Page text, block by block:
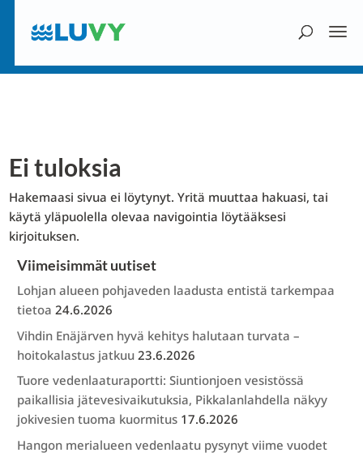
Ei tuloksia
Hakemaasi sivua ei löytynyt. Yritä muuttaa hakuasi, tai
käytä yläpuolella olevaa navigointia löytääksesi
kirjoituksen.
Viimeisimmät uutiset
Lohjan alueen pohjaveden laadusta entistä tarkempaa
tietoa 24.6.2026
Vihdin Enäjärven hyvä kehitys halutaan turvata –
hoitokalastus jatkuu 23.6.2026
Tuore vedenlaaturaportti: Siuntionjoen vesistössä
paikallisia jätevesivaikutuksia, Pikkalanlahdella näkyy
jokivesien tuoma kuormitus 17.6.2026
Hangon merialueen vedenlaatu pysynyt viime vuodet